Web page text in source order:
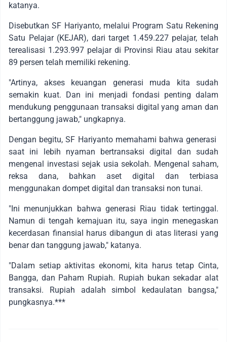
katanya.
Disebutkan SF Hariyanto, melalui Program Satu Rekening
Satu Pelajar (KEJAR), dari target 1.459.227 pelajar, telah
terealisasi 1.293.997 pelajar di Provinsi Riau atau sekitar
89 persen telah memiliki rekening.
"Artinya, akses keuangan generasi muda kita sudah
semakin kuat. Dan ini menjadi fondasi penting dalam
mendukung penggunaan transaksi digital yang aman dan
bertanggung jawab," ungkapnya.
Dengan begitu, SF Hariyanto memahami bahwa generasi
saat ini lebih nyaman bertransaksi digital dan sudah
mengenal investasi sejak usia sekolah. Mengenal saham,
reksa dana, bahkan aset digital dan terbiasa
menggunakan dompet digital dan transaksi non tunai.
"Ini menunjukkan bahwa generasi Riau tidak tertinggal.
Namun di tengah kemajuan itu, saya ingin menegaskan
kecerdasan finansial harus dibangun di atas literasi yang
benar dan tanggung jawab," katanya.
"Dalam setiap aktivitas ekonomi, kita harus tetap Cinta,
Bangga, dan Paham Rupiah. Rupiah bukan sekadar alat
transaksi. Rupiah adalah simbol kedaulatan bangsa,"
pungkasnya.***